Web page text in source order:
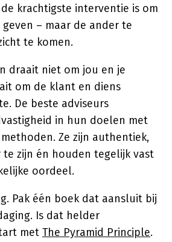
krachtigste interventie is om
– maar de ander te
te komen.
draait niet om jou en je
om de klant en diens
De beste adviseurs
in hun doelen met
Ze zijn authentiek,
te zijn én houden tegelijk vast
oordeel.
Pak één boek dat aansluit bij
Is dat helder
met The Pyramid Principle.